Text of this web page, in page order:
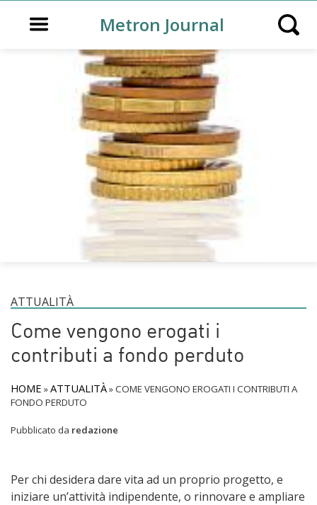
Open main menuMetron Journal Open
ATTUALITÀ
Come vengono erogati i
contributi a fondo perduto
HOME »ATTUALITÀ»COME VENGONO EROGATI I CONTRIBUTI A
FONDO PERDUTO
Pubblicato da redazione
Per chi desidera dare vita ad un proprio progetto, e
iniziare un’attività indipendente, o rinnovare e ampliare